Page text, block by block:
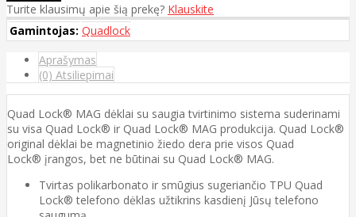
Turite klausimų apie šią prekę? Klauskite
Gamintojas: Quadlock
Aprašymas
(0) Atsiliepimai
Quad Lock® MAG dėklai su saugia tvirtinimo sistema suderinami
su visa Quad Lock® ir Quad Lock® MAG produkcija. Quad Lock®
original dėklai be magnetinio žiedo dera prie visos Quad
Lock® įrangos, bet ne būtinai su Quad Lock® MAG.
Tvirtas polikarbonato ir smūgius sugeriančio TPU Quad
Lock® telefono dėklas užtikrins kasdienį Jūsų telefono